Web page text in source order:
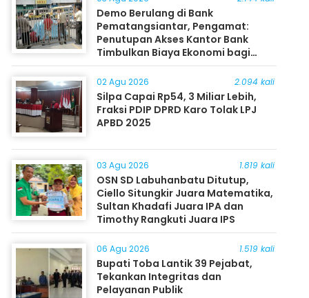
Demo Berulang di Bank
Pematangsiantar, Pengamat:
Penutupan Akses Kantor Bank
Timbulkan Biaya Ekonomi bagi
Masyarakat
02 Agu 2026 2.094 kali
Silpa Capai Rp54, 3 Miliar Lebih,
Fraksi PDIP DPRD Karo Tolak LPJ
APBD 2025
03 Agu 2026 1.819 kali
OSN SD Labuhanbatu Ditutup,
Ciello Situngkir Juara Matematika,
Sultan Khadafi Juara IPA dan
Timothy Rangkuti Juara IPS
06 Agu 2026 1.519 kali
Bupati Toba Lantik 39 Pejabat,
Tekankan Integritas dan
Pelayanan Publik